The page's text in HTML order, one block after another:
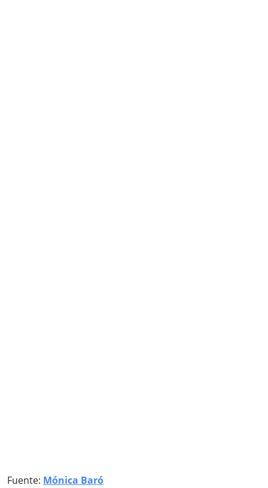
Fuente: Mónica Baró